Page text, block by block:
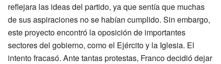
reflejara las ideas del partido, ya que sentía que muchas
de sus aspiraciones no se habían cumplido. Sin embargo,
este proyecto encontró la oposición de importantes
sectores del gobierno, como el Ejército y la Iglesia. El
intento fracasó. Ante tantas protestas, Franco decidió dejar